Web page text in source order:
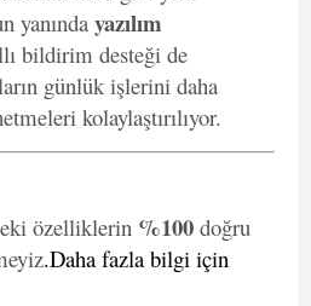
yanında yazılım
bildirim desteği de
günlük işlerini daha
kolaylaştırılıyor.
özelliklerin %100 doğru
.Daha fazla bilgi için